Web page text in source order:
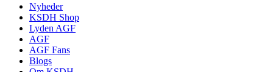
Nyheder
KSDH Shop
Lyden AGF
AGF
AGF Fans
Blogs